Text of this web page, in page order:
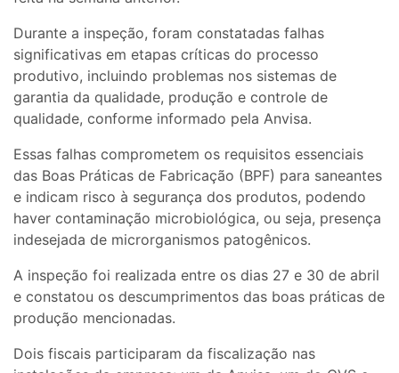
Durante a inspeção, foram constatadas falhas
significativas em etapas críticas do processo
produtivo, incluindo problemas nos sistemas de
garantia da qualidade, produção e controle de
qualidade, conforme informado pela Anvisa.
Essas falhas comprometem os requisitos essenciais
das Boas Práticas de Fabricação (BPF) para saneantes
e indicam risco à segurança dos produtos, podendo
haver contaminação microbiológica, ou seja, presença
indesejada de microrganismos patogênicos.
A inspeção foi realizada entre os dias 27 e 30 de abril
e constatou os descumprimentos das boas práticas de
produção mencionadas.
Dois fiscais participaram da fiscalização nas